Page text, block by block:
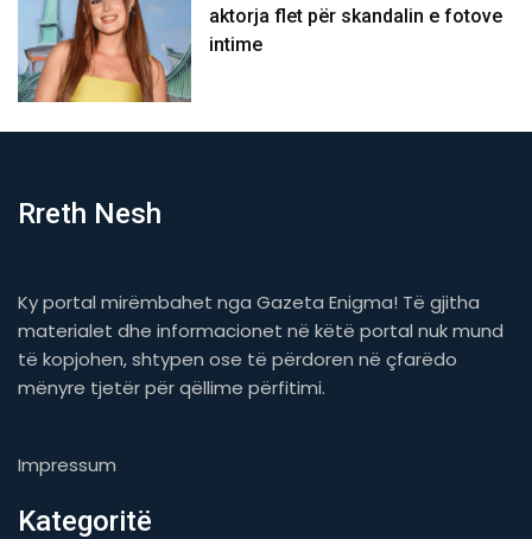
aktorja flet për skandalin e fotove
intime
Rreth Nesh
Ky portal mirëmbahet nga Gazeta Enigma! Të gjitha
materialet dhe informacionet në këtë portal nuk mund
të kopjohen, shtypen ose të përdoren në çfarëdo
mënyre tjetër për qëllime përfitimi.
Impressum
Kategoritë